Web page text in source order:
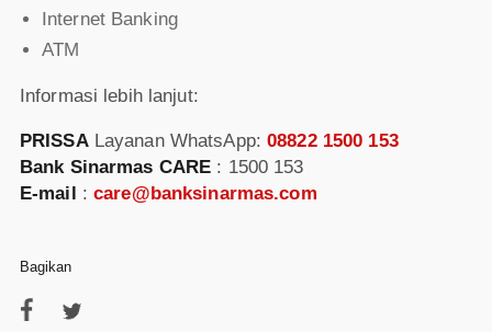
Internet Banking
ATM
Informasi lebih lanjut:
PRISSALayanan WhatsApp:08822 1500 153
Bank Sinarmas CARE : 1500 153
E-mail :care@banksinarmas.com
Bagikan